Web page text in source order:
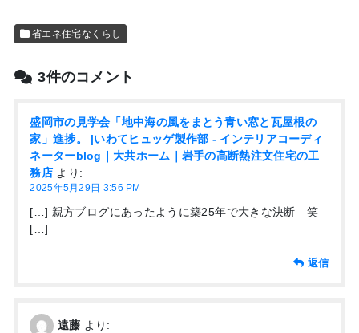
省エネ住宅なくらし
3件のコメント
盛岡市の見学会「地中海の風をまとう青い窓と瓦屋根の
家」進捗。 |いわてヒュッゲ製作部 - インテリアコーディ
ネーターblog｜大共ホーム｜岩手の高断熱注文住宅の工
務店 より:
2025年5月29日 3:56 PM
[…] 親方ブログにあったように築25年で大きな決断 笑
[…]
返信
遠藤 より: